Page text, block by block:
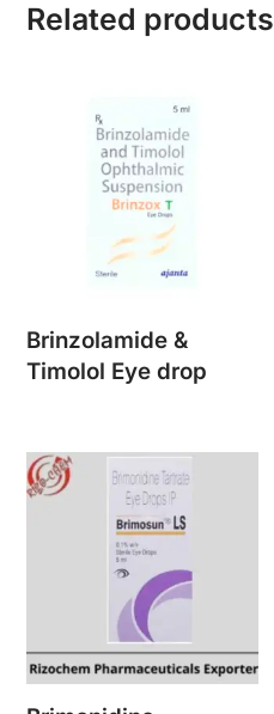
Related products
Brinzolamide &
Timolol Eye drop